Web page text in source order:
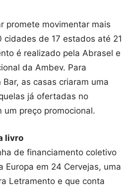
promete movimentar mais
de 17 estados até 21
é realizado pela Abrasel e
da Ambev. Para
as casas criaram uma
já ofertadas no
um preço promocional.
livro
de financiamento coletivo
Europa em 24 Cervejas, uma
Letramento e que conta